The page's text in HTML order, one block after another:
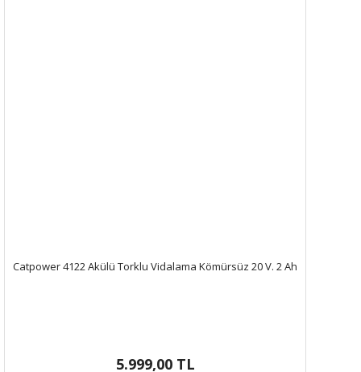
Catpower 4122 Akülü Torklu Vidalama Kömürsüz 20 V. 2 Ah
5.999,00 TL